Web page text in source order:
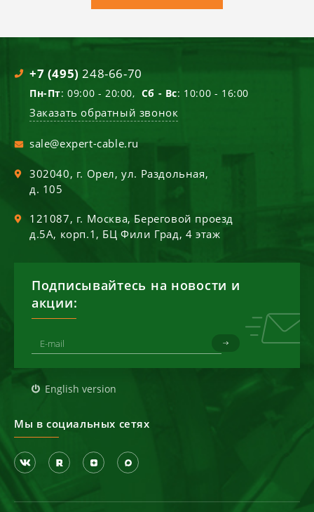
+7 (495) 248-66-70
Пн-Пт: 09:00 - 20:00, Сб - Вс: 10:00 - 16:00
Заказать обратный звонок
sale@expert-cable.ru
302040, г. Орел,ул. Раздольная,
д. 105
121087, г. Москва, Береговой проезд
д.5А, корп.1, БЦ Фили Град, 4 этаж
Подписывайтесь на новости и
акции:
English version
Мы в социальных сетях